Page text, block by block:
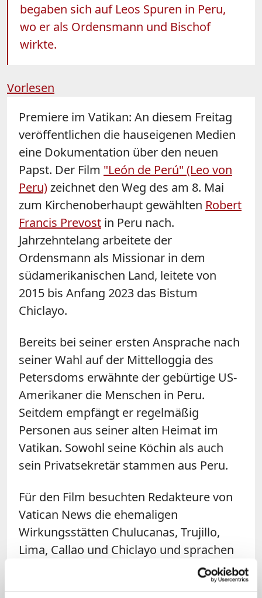
begaben sich auf Leos Spuren in Peru,
wo er als Ordensmann und Bischof
wirkte.
Vorlesen
Premiere im Vatikan: An diesem Freitag
veröffentlichen die hauseigenen Medien
eine Dokumentation über den neuen
Papst. Der Film "León de Perú" (Leo von
Peru)zeichnet den Weg des am 8. Mai
zum Kirchenoberhaupt gewählten Robert
Francis Prevost in Peru nach.
Jahrzehntelang arbeitete der
Ordensmann als Missionar in dem
südamerikanischen Land, leitete von
2015 bis Anfang 2023 das Bistum
Chiclayo.
Bereits bei seiner ersten Ansprache nach
seiner Wahl auf der Mittelloggia des
Petersdoms erwähnte der gebürtige US-
Amerikaner die Menschen in Peru.
Seitdem empfängt er regelmäßig
Personen aus seiner alten Heimat im
Vatikan. Sowohl seine Köchin als auch
sein Privatsekretär stammen aus Peru.
Für den Film besuchten Redakteure von
Vatican News die ehemaligen
Wirkungsstätten Chulucanas, Trujillo,
Lima, Callao und Chiclayo und sprachen
mit Weggefährten über das pastorale
und soziale Wirken des heutigen Papstes.